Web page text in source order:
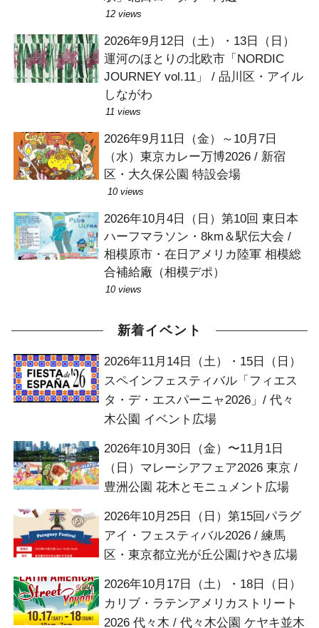
12 views
2026年9月12日（土）・13日（日）
運河のほとりの北欧市「NORDIC
JOURNEY vol.11」 / 品川区・アイル
しながわ
11 views
2026年9月11日（金）～10月7日
（水）東京カレー万博2026 / 新宿
区・大久保公園 特設会場
10 views
2026年10月4日（日）第10回 東日本
ハーフマラソン・8km＆駅伝大会 /
相模原市・在日アメリカ陸軍 相模総
合補給廠（相模デポ）
10 views
新着イベント
2026年11月14日（土）・15日（日）
スペインフェスティバル「フィエス
タ・デ・エスパーニャ2026」/ 代々
木公園 イベント広場
2026年10月30日（金）〜11月1日
（日）マレーシアフェア2026 東京 /
豊洲公園 花木とモニュメント広場
2026年10月25日（日）第15回パラグ
アイ・フェスティバル2026 / 練馬
区・東京都立光が丘公園けやき広場
2026年10月17日（土）・18日（日）
カリブ・ラテンアメリカストリート
2026 代々木 / 代々木公園 ケヤキ並木